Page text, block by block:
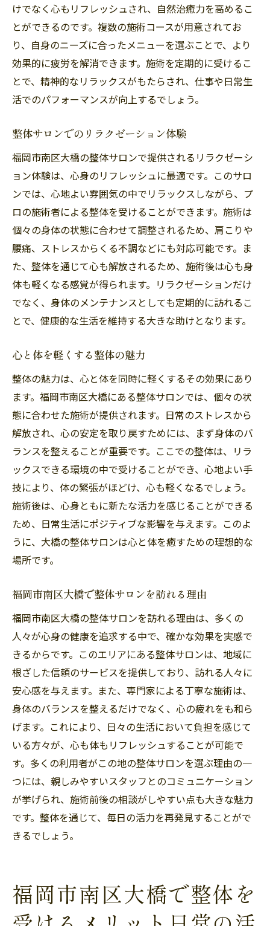
けでなく心もリフレッシュされ、自然治癒力を高めるこ
とができるのです。複数の施術コースが用意されてお
り、自身のニーズに合ったメニューを選ぶことで、より
効果的に疲労を解消できます。施術を定期的に受けるこ
とで、精神的なリラックスがもたらされ、仕事や日常生
活でのパフォーマンスが向上するでしょう。
整体サロンでのリラクゼーション体験
福岡市南区大橋の整体サロンで提供されるリラクゼーシ
ョン体験は、心身のリフレッシュに最適です。このサロ
ンでは、心地よい雰囲気の中でリラックスしながら、プ
ロの施術者による整体を受けることができます。施術は
個々の身体の状態に合わせて調整されるため、肩こりや
腰痛、ストレスからくる不調などにも対応可能です。ま
た、整体を通じて心も解放されるため、施術後は心も身
体も軽くなる感覚が得られます。リラクゼーションだけ
でなく、身体のメンテナンスとしても定期的に訪れるこ
とで、健康的な生活を維持する大きな助けとなります。
心と体を軽くする整体の魅力
整体の魅力は、心と体を同時に軽くするその効果にあり
ます。福岡市南区大橋にある整体サロンでは、個々の状
態に合わせた施術が提供されます。日常のストレスから
解放され、心の安定を取り戻すためには、まず身体のバ
ランスを整えることが重要です。ここでの整体は、リラ
ックスできる環境の中で受けることができ、心地よい手
技により、体の緊張がほどけ、心も軽くなるでしょう。
施術後は、心身ともに新たな活力を感じることができる
ため、日常生活にポジティブな影響を与えます。このよ
うに、大橋の整体サロンは心と体を癒すための理想的な
場所です。
福岡市南区大橋で整体サロンを訪れる理由
福岡市南区大橋の整体サロンを訪れる理由は、多くの
人々が心身の健康を追求する中で、確かな効果を実感で
きるからです。このエリアにある整体サロンは、地域に
根ざした信頼のサービスを提供しており、訪れる人々に
安心感を与えます。また、専門家による丁寧な施術は、
身体のバランスを整えるだけでなく、心の疲れをも和ら
げます。これにより、日々の生活において負担を感じて
いる方々が、心も体もリフレッシュすることが可能で
す。多くの利用者がこの地の整体サロンを選ぶ理由の一
つには、親しみやすいスタッフとのコミュニケーション
が挙げられ、施術前後の相談がしやすい点も大きな魅力
です。整体を通じて、毎日の活力を再発見することがで
きるでしょう。
福岡市南区大橋で整体を